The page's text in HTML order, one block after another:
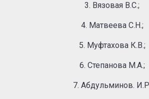
3. Вязовая В.С.;
4. Матвеева С.Н.;
5. Муфтахова К.В.;
6. Степанова М.А.;
7. Абдульминов.